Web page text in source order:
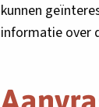
kunnen
informatie over